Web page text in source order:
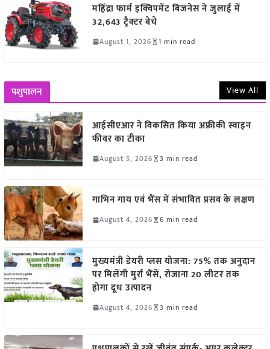
महिंद्रा फार्म इक्विपमेंट बिजनेस ने जुलाई में
32,643 ट्रैक्टर बेचे
August 1, 2026 1 min read
पशुपालन View All
आईसीएआर ने विकसित किया अफ्रीकी स्वाइन
फीवर का टीका
August 5, 2026 3 min read
गाभिन गाय एवं भैंस में संभावित प्रसव के लक्षण
August 4, 2026 6 min read
मुख्यमंत्री डेयरी प्लस योजना: 75% तक अनुदान
पर मिलेंगी मुर्रा भैंसें, रोजाना 20 लीटर तक
होगा दूध उत्पादन
August 4, 2026 3 min read